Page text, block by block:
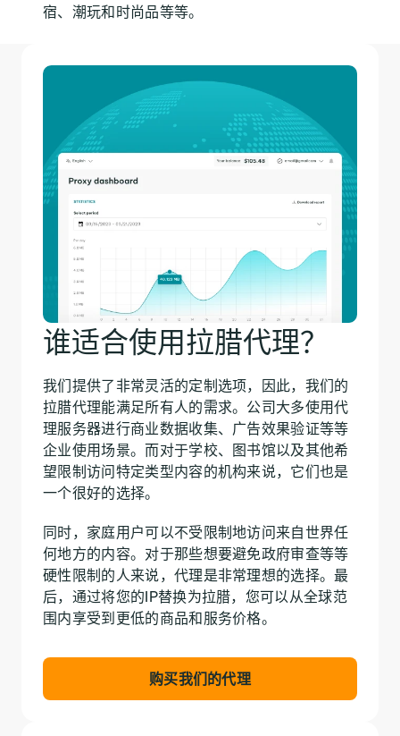
宿、潮玩和时尚品等等。
谁适合使用拉腊代理？
我们提供了非常灵活的定制选项，因此，我们的
拉腊代理能满足所有人的需求。公司大多使用代
理服务器进行商业数据收集、广告效果验证等等
企业使用场景。而对于学校、图书馆以及其他希
望限制访问特定类型内容的机构来说，它们也是
一个很好的选择。
同时，家庭用户可以不受限制地访问来自世界任
何地方的内容。对于那些想要避免政府审查等等
硬性限制的人来说，代理是非常理想的选择。最
后，通过将您的IP替换为拉腊，您可以从全球范
围内享受到更低的商品和服务价格。
购买我们的代理